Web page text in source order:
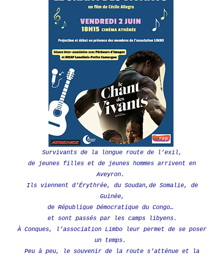
Survivants de la longue route de l’exil,
de jeunes filles et de jeunes hommes arrivent en
Aveyron.
Ils viennent d’Érythrée, du Soudan,de Somalie, de
Guinée,
de République Démocratique du Congo…
et sont passés par les camps libyens.
À Conques, l’association Limbo leur permet de se poser
un temps.
Peu à peu, le souvenir de la route s’atténue et la